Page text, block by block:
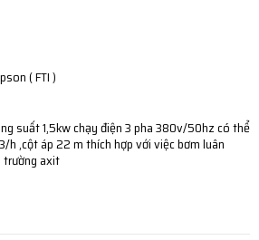
( FTI )
suất 1,5kw chạy điện 3 pha 380v/50hz có thể
h ,cột áp 22 m thích hợp với việc bơm luân
trường axit